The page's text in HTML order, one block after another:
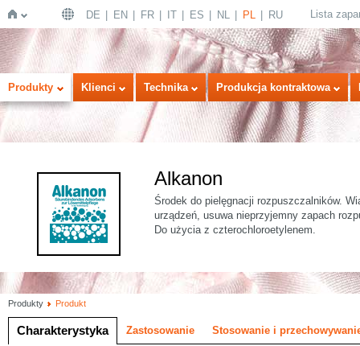
Strona
DE EN FR IT ES NL PL RU Lista
Produkty Klienci Technika Produkcja kontraktowa
Alkanon
Środek do pielęgnacji rozpuszczalników.
urządzeń, usuwa nieprzyjemny zapach
Do użycia z czterochloroetylenem.
Produkty Produkt
Charakterystyka Zastosowanie Stosowanie i